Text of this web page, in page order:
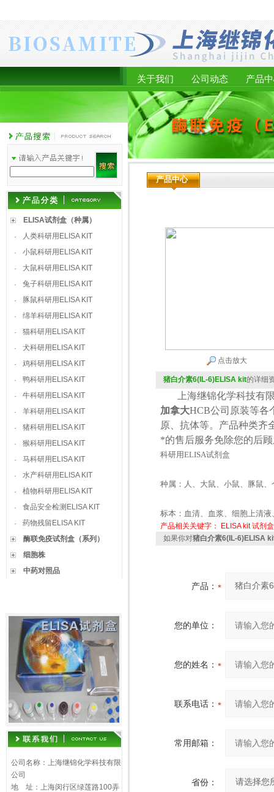
关于我们 公司动态 产品
ELISA试剂盒（种属）
·
人类科研用ELISA KIT
·
小鼠科研用ELISA KIT
·
大鼠科研用ELISA KIT
·
兔子科研用ELISA KIT
·
豚鼠科研用ELISA KIT
·
绵羊科研用ELISA KIT
·
猫科研用ELISA KIT
·
犬科研用ELISA KIT
·
鸡科研用ELISA KIT
·
鸭科研用ELISA KIT
·
牛科研用ELISA KIT
·
羊科研用ELISA KIT
·
猪科研用ELISA KIT
·
猴科研用ELISA KIT
·
马科研用ELISA KIT
·
水产科研用ELISA KIT
·
植物科研用ELISA KIT
·
食品安全检测ELISA KIT
·
药物残留ELISA KIT
酶联免疫试剂盒（系列）
细胞株
中药对照品
公司名称：上海继锦化学科技有限
公司
地 址：上海闵行区绿莲路100弄
产品中心
点击放大
猪白介素6(IL-6)ELISA kit的详细
上海继锦化学科技有限
加拿大HCB公司原装等各
原、抗体等。产品种类齐
*的售后服务免除您的后
科研用ELISA试剂盒
种属：人、大鼠、小鼠、豚鼠
标本：血清、血浆、细胞上清
产品相关关键字： ELISA kit 试剂盒
如果你对猪白介素6(IL-6)ELISA
产品：
您的单位：
您的姓名：
联系电话：
常用邮箱：
省份：